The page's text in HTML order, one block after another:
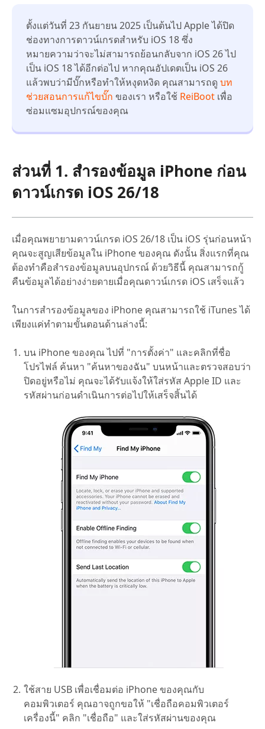
4. ถ้าฉันพบข้อผิดพลาดระหว่างการดาวน์เกรด iOS จะทำ
5. มีวิธีอื่นในการดาวน์เกรด iOS นอกเหนือจากการใช้
ReiBoot หรือไม่?
6. การดาวน์เกรด iOS ส่งผลต่อข้อมูลในอุปกรณ์หรือไม่?
ตั้งแต่วันที่ 23 กันยายน 2025 เป็นต้นไป Apple ได้ปิด
ช่องทางการดาวน์เกรดสำหรับ iOS 18 ซึ่ง
หมายความว่าจะไม่สามารถย้อนกลับจาก iOS 26 ไป
เป็น iOS 18 ได้อีกต่อไป หากคุณอัปเดตเป็น iOS 26
แล้วพบว่ามีบั๊กหรือทำให้หงุดหงิด คุณสามารถดูบท
ช่วยสอนการแก้ไขบั๊ก ของเรา หรือใช้ ReiBoot เพื่อ
ซ่อมแซมอุปกรณ์ของคุณ
ส่วนที่ 1. สำรองข้อมูล iPhone ก่อน
ดาวน์เกรด iOS 26/18
เมื่อคุณพยายามดาวน์เกรด iOS 26/18 เป็น iOS รุ่นก่อนหน้า
คุณจะสูญเสียข้อมูลใน iPhone ของคุณ ดังนั้น สิ่งแรกที่คุณ
ต้องทำคือสำรองข้อมูลบนอุปกรณ์ ด้วยวิธีนี้ คุณสามารถกู้
คืนข้อมูลได้อย่างง่ายดายเมื่อคุณดาวน์เกรด iOS เสร็จแล้ว
ในการสำรองข้อมูลของ iPhone คุณสามารถใช้ iTunes ได้
เพียงแค่ทำตามขั้นตอนด้านล่างนี้:
บน iPhone ของคุณ ไปที่ "การตั้งค่า" และคลิกที่ชื่อ
โปรไฟล์ ค้นหา "ค้นหาของฉัน" บนหน้าและตรวจสอบว่า
ปิดอยู่หรือไม่ คุณจะได้รับแจ้งให้ใส่รหัส Apple ID และ
รหัสผ่านก่อนดำเนินการต่อไปให้เสร็จสิ้นได้
ใช้สาย USB เพื่อเชื่อมต่อ iPhone ของคุณกับ
คอมพิวเตอร์ คุณอาจถูกขอให้ "เชื่อถือคอมพิวเตอร์
เครื่องนี้" คลิก "เชื่อถือ" และใส่รหัสผ่านของคุณ